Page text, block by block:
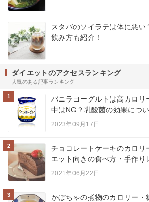
スタバのソイラテは体に悪
飲み方も紹介！
ダイエットのアクセスランキング
人気のある記事ランキング
1
バニラヨーグルトは高カロリ
中はNG？乳酸菌の効果につ
2023年09月17日
2
チョコレートケーキのカロリ
エット向きの食べ方・手作り
2021年06月22日
3
かぼちゃの煮物のカロリー・